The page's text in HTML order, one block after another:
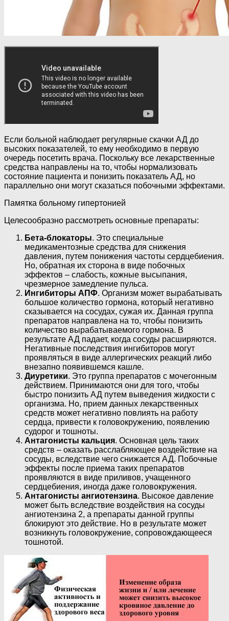
Если больной наблюдает регулярные скачки АД до
высоких показателей, то ему необходимо в первую
очередь посетить врача. Поскольку все лекарственные
средства направлены на то, чтобы нормализовать
состояние пациента и понизить показатель АД, но
параллельно они могут сказаться побочными эффектами.
Памятка больному гипертонией
Целесообразно рассмотреть основные препараты:
Бета-блокаторы. Это специальные
медикаментозные средства для снижения
давления, путем понижения частоты сердцебиения.
Но, обратная их сторона в виде побочных
эффектов – слабость, кожные высыпания,
чрезмерное замедление пульса.
Ингибиторы АПФ. Организм может вырабатывать
большое количество гормона, который негативно
сказывается на сосудах, сужая их. Данная группа
препаратов направлена на то, чтобы понизить
количество вырабатываемого гормона. В
результате АД падает, когда сосуды расширяются.
Негативные последствия ингибиторов могут
проявляться в виде аллергических реакций либо
внезапно появившемся кашле.
Диуретики. Это группа препаратов с мочегонным
действием. Принимаются они для того, чтобы
быстро понизить АД путем выведения жидкости с
организма. Но, прием данных лекарственных
средств может негативно повлиять на работу
сердца, привести к головокружению, появлению
судорог и тошноты.
Антагонисты кальция. Основная цель таких
средств – оказать расслабляющее воздействие на
сосуды, вследствие чего снижается АД. Побочные
эффекты после приема таких препаратов
проявляются в виде приливов, учащенного
сердцебиения, иногда даже головокружения.
Антагонисты ангиотензина. Высокое давление
может быть вследствие воздействия на сосуды
ангиотензина 2, а препараты данной группы
блокируют это действие. Но в результате может
возникнуть головокружение, сопровождающееся
тошнотой.